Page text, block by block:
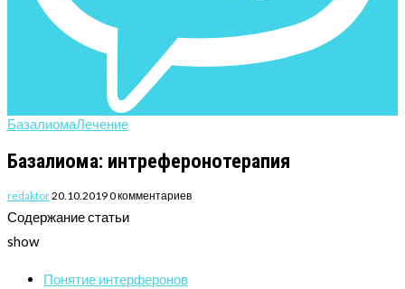
БазалиомаЛечение
Базалиома: интреферонотерапия
redaktor20.10.20190 комментариев
Содержание статьи
show
Понятие интерферонов